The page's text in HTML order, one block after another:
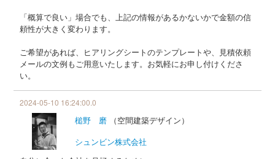
「概算で良い」場合でも、上記の情報があるかないかで金額の信
頼性が大きく変わります。
ご希望があれば、ヒアリングシートのテンプレートや、見積依頼
メールの文例もご用意いたします。お気軽にお申し付けくださ
い。
2024-05-10 16:24:00.0
槌野 磨
（空間建築デザイン）
シュンビン株式会社